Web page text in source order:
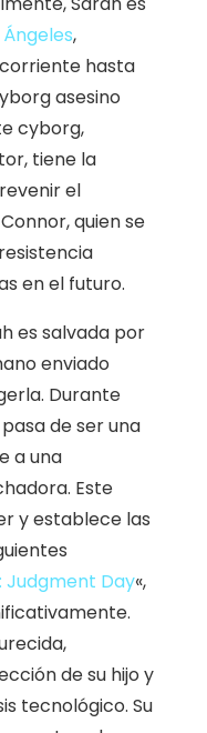
Ángeles,
hasta
asesino
cyborg,
tiene la
el
quien se
en el futuro.
es salvada por
enviado
Durante
de ser una
a una
Este
y establece las
Judgment Day«,
de su hijo y
tecnológico. Su